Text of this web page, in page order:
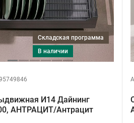
Складская программа
в наличии
И14 Дайнинг
АНТРАЦИТ/Антрацит